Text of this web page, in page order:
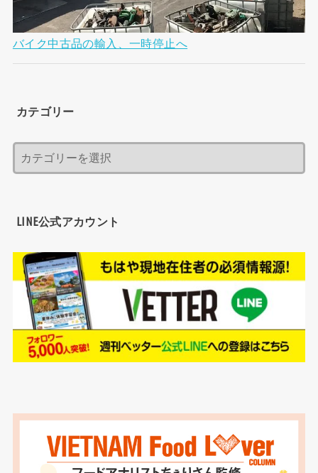
バイク中古品の輸入、一時停止へ
カテゴリー
LINE公式アカウント